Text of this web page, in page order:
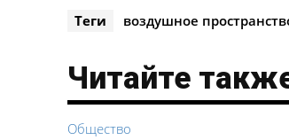
Теги воздушное
Читайте
Общество